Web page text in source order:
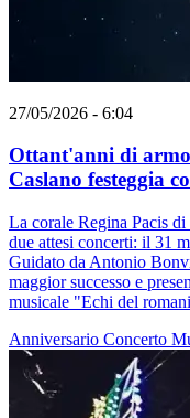
27/05/2026 - 6:04
Ottant'anni di
Caslano festeggia
La corale Regina Pacis
due attesi concerti: il 31
Guidato da Antonio
maggior successo e
musicale "Echi del
Anniversario Concerto